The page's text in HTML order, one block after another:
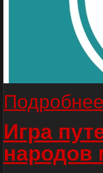
Игра
народов